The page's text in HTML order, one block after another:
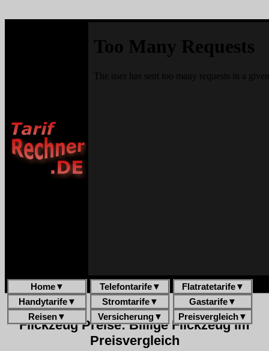
Home▼ Telefontarife▼ Flatratetarife▼
Handytarife▼ Stromtarife▼ Gastarife▼
Reisen▼ Versicherung▼ Preisvergleich▼
Flickzeug Preise: Billige Flickzeug im
Preisvergleich